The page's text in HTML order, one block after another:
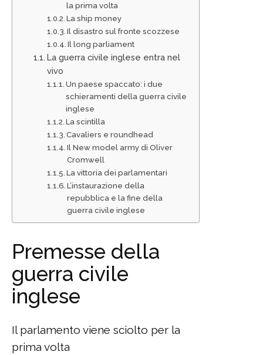
la prima volta
La ship money
Il disastro sul fronte scozzese
Il long parliament
La guerra civile inglese entra nel
vivo
Un paese spaccato: i due
schieramenti della guerra civile
inglese
La scintilla
Cavaliers e roundhead
Il New model army di Oliver
Cromwell
La vittoria dei parlamentari
L’instaurazione della
repubblica e la fine della
guerra civile inglese
Premesse della
guerra civile
inglese
Il parlamento viene sciolto per la
prima volta